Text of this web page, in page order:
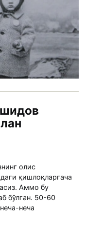
олис
қишлоқларгача
Аммо бу
бўлган. 50-60
неча